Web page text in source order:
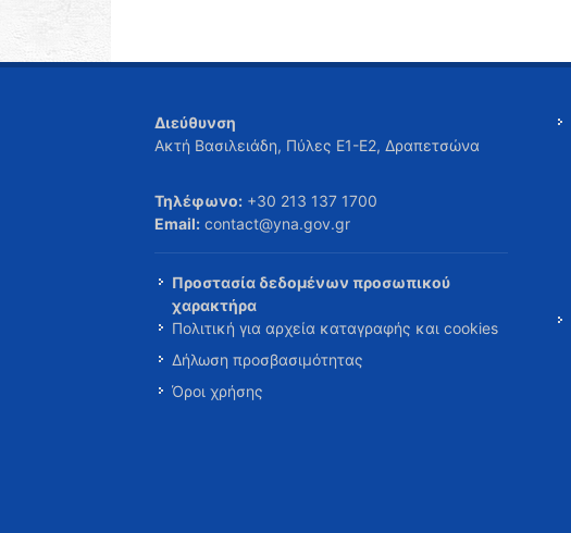
Διεύθυνση
Ακτή Βασιλειάδη, Πύλες Ε1-Ε2, Δραπετσώνα
Τηλέφωνο: +30 213 137 1700
Email: contact@yna.gov.gr
Προστασία δεδομένων προσωπικού
χαρακτήρα
Πολιτική για αρχεία καταγραφής και cookies
Δήλωση προσβασιμότητας
Όροι χρήσης